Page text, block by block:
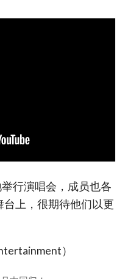
举行演唱会，成员也各
上，很期待他们以更
）